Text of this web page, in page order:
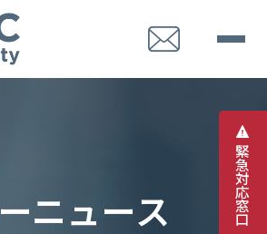
緊
急
対
応
窓
口
ーニュース